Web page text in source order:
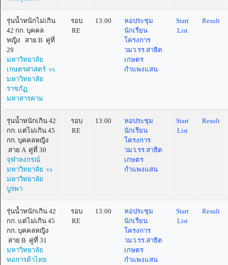
รุ่นน้ำหนักไม่เกิน
42 กก. บุคคล
หญิง สาย B คู่ที่
29
มหาวิทยาลัย
เกษตรศาสตร์ vs
มหาวิทยาลัย
ราชภัฏ
มหาสารคาม
รอบ
RE
13:00
หอประชุม
นักเรียน
โครงการ
วมว.รร.สาธิต
เกษตร
กำแพงแสน
Start
List
Result
รุ่นน้ำหนักเกิน 42
กก. แต่ไม่เกิน 45
กก. บุคคลหญิง
สาย A คู่ที่ 30
จุฬาลงกรณ์
มหาวิทยาลัย vs
มหาวิทยาลัย
บูรพา
รอบ
RE
13:00
หอประชุม
นักเรียน
โครงการ
วมว.รร.สาธิต
เกษตร
กำแพงแสน
Start
List
Result
รุ่นน้ำหนักเกิน 42
กก. แต่ไม่เกิน 45
กก. บุคคลหญิง
สาย B คู่ที่ 31
มหาวิทยาลัย
หอการค้าไทย
รอบ
RE
13:00
หอประชุม
นักเรียน
โครงการ
วมว.รร.สาธิต
เกษตร
กำแพงแสน
Start
List
Result